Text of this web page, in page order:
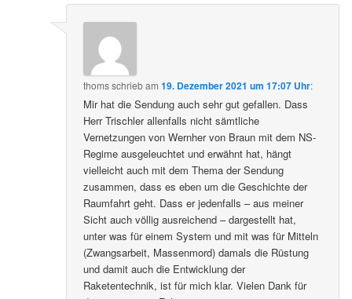
thomsschriebam19. Dezember 2021 um 17:07 Uhr:
Mir hat die Sendung auch sehr gut gefallen. Dass
Herr Trischler allenfalls nicht sämtliche
Vernetzungen von Wernher von Braun mit dem NS-
Regime ausgeleuchtet und erwähnt hat, hängt
vielleicht auch mit dem Thema der Sendung
zusammen, dass es eben um die Geschichte der
Raumfahrt geht. Dass er jedenfalls – aus meiner
Sicht auch völlig ausreichend – dargestellt hat,
unter was für einem System und mit was für Mitteln
(Zwangsarbeit, Massenmord) damals die Rüstung
und damit auch die Entwicklung der
Raketentechnik, ist für mich klar. Vielen Dank für